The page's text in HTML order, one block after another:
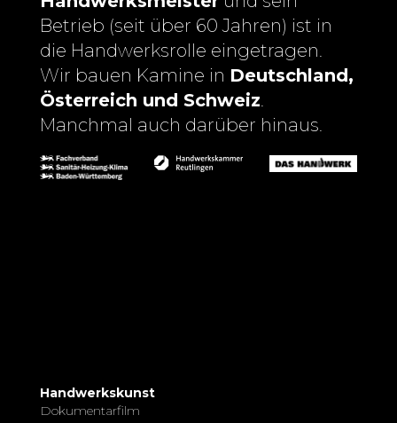
Betrieb (seit über 60 Jahren) ist in
die Handwerksrolle eingetragen.
Wir bauen Kamine in Deutschland,
Österreich und Schweiz.
Manchmal auch darüber hinaus.
Handwerkskunst
Dokumentarfilm